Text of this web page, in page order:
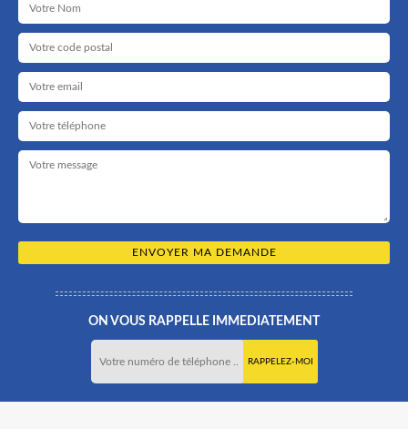
ON VOUS RAPPELLE IMMEDIATEMENT